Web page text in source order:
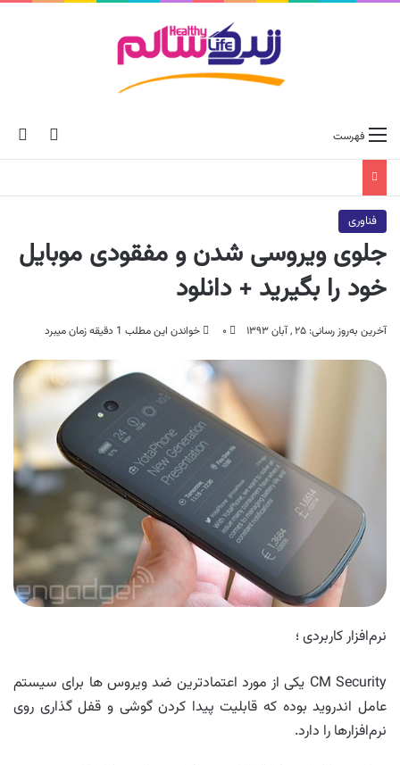
skin فهرست
فناوری
جلوی ویروسی شدن و مفقودی موبایل
خود را بگیرید + دانلود
آخرین به‌روز رسانی: ۲۵ , آبان ۱۳۹۳ ۰ خواندن این مطلب 1 دقیقه زمان میبرد
نرم‌افزار کاربردی ؛
CM Security یکی از مورد اعتمادترین ضد ویروس ها برای سیستم
عامل اندروید بوده که قابلیت پیدا کردن گوشی و قفل گذاری روی
نرم‌افزارها را دارد.